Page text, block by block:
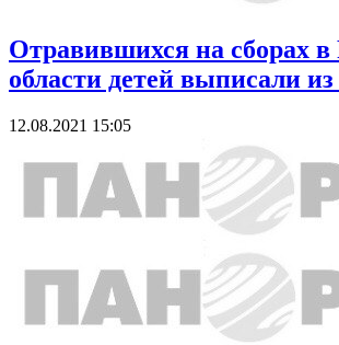
Отравившихся на сборах в
области детей выписали
12.08.2021 15:05